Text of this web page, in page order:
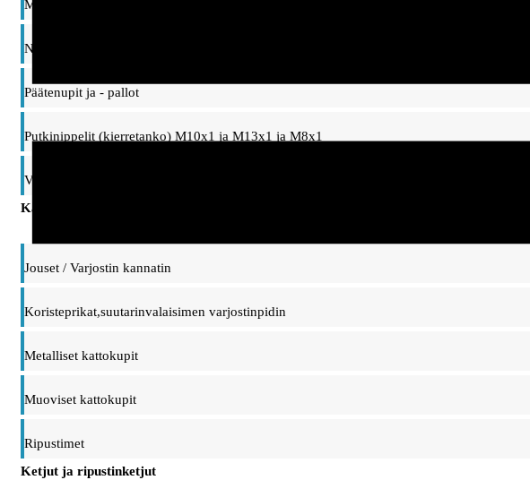
Mutterit ja prikat
Nivelet ja ripustinsangat, taipuisat varret
Päätenupit ja - pallot
Putkinippelit (kierretanko) M10x1 ja M13x1 ja M8x1
Vaihtonippelit, adapterit M10/M13 kierteet
Kattokupit, ripustimet ja kannattimet
Jouset / Varjostin kannatin
Koristeprikat,suutarinvalaisimen varjostinpidin
Metalliset kattokupit
Muoviset kattokupit
Ripustimet
Ketjut ja ripustinketjut